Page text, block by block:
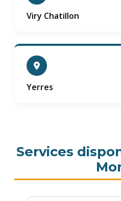
Viry Chatillon
Yerres
Services